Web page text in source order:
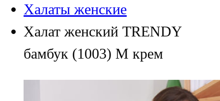
Халаты женские
Халат женский TRENDY
бамбук (1003) M крем